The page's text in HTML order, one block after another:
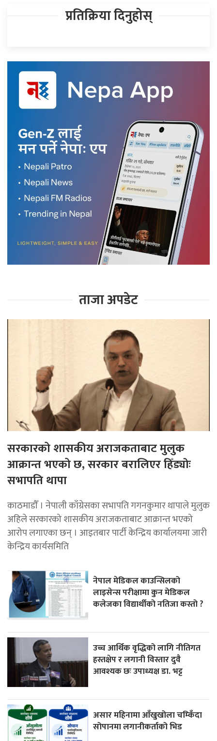
प्रतिक्रिया दिनुहोस्
ताजा अपडेट
सरकारको शासकीय अराजकताबाट मुलुक
आक्रान्त भएको छ, सरकार बरालिएर हिँड्याेः
सभापति थापा
काठमाडाैँ । नेपाली काँग्रेसका सभापति गगनकुमार थापाले मुलुक
अहिले सरकारको शासकीय अराजकताबाट आक्रान्त भएको
आरोप लगाएका छन् । आइतबार पार्टी केन्द्रिय कार्यालयमा जारी
केन्द्रिय कार्यसमिति
नेपाल मेडिकल काउन्सिलको
लाइसेन्स परीक्षामा कुन मेडिकल
कलेजका विद्यार्थीको नतिजा कस्तो ?
उच्च आर्थिक वृद्धिको लागि नीतिगत
हस्तक्षेप र लगानी विस्तार दुवै
आवश्यक छः उपाध्यक्ष डा. भट्ट
असार महिनामा आँखुखोला चम्किँदा
सोपानमा लगानीकर्ताको भिड